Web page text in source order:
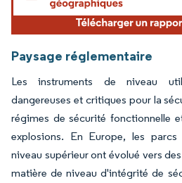
Paysage réglementaire
Les instruments de niveau
dangereuses et critiques pour la
régimes de sécurité fonctionnelle
explosions. En Europe, les
niveau supérieur ont évolué vers
matière de niveau d'intégrité de